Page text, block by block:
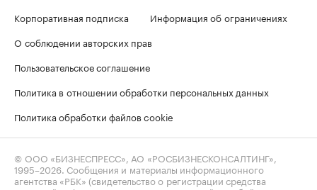
Корпоративная подписка
Информация об ограничениях
О соблюдении авторских прав
Пользовательское соглашение
Политика в отношении обработки персональных данных
Политика обработки файлов cookie
© ООО «БИЗНЕСПРЕСС», АО «РОСБИЗНЕСКОНСАЛТИНГ»,
1995–2026 . Сообщения и материалы информационного
агентства «РБК» (свидетельство о регистрации средства